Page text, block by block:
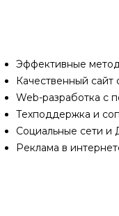
Эффективные
Качественный
Web-разработка с
Техподдержка и
Социальные сети и
Реклама в